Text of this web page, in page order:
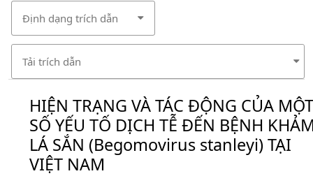
Định dạng trích dẫn
Tải trích dẫn
HIỆN TRẠNG VÀ TÁC ĐỘNG CỦA MỘT
SỐ YẾU TỐ DỊCH TỄ ĐẾN BỆNH
LÁ SẮN (Begomovirus stanleyi) TẠI
VIỆT NAM